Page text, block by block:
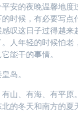
安的夜晚温馨地
的时候，有必要写
叹这日子过得越来
人年轻的时候怕
能干的事情。
岛。
山、有海、有平
的冬天和南方的夏